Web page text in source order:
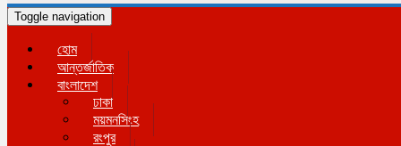
Toggle navigation
হোম
আন্তর্জাতিক
বাংলাদেশ
ঢাকা
ময়মনসিংহ
রংপুর